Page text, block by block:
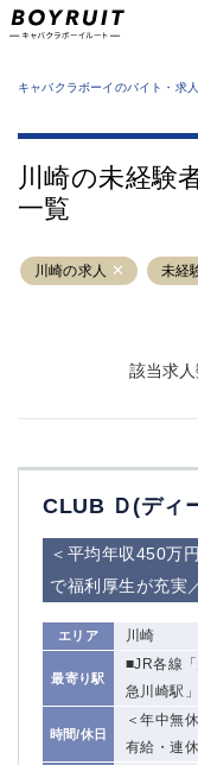
キャバクラボーイのバイト・求
川崎の未経験
一覧
川崎の求人 未経
該当求人
CLUB Ｄ(ディ
＜平均年収450万
で福利厚生が充実
エリア 川崎
最寄り駅
■JR各線
急川崎駅
時間/休日
＜年中無
有給・連
六本木
渋谷
①六本木 ②西麻
赤坂
蒲田東口
立川（南口）
中野
ひばりヶ丘（北口